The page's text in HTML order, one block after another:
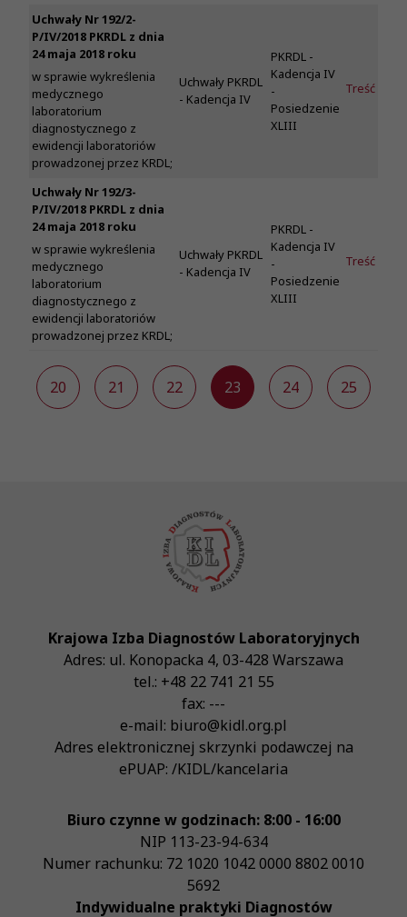
Uchwały Nr 192/2-
P/IV/2018 PKRDL z dnia
24 maja 2018 roku
w sprawie wykreślenia
medycznego
laboratorium
diagnostycznego z
ewidencji laboratoriów
prowadzonej przez KRDL;
Uchwały PKRDL
- Kadencja IV
PKRDL -
Kadencja IV
-
Posiedzenie
XLIII
Treść
Uchwały Nr 192/3-
P/IV/2018 PKRDL z dnia
24 maja 2018 roku
w sprawie wykreślenia
medycznego
laboratorium
diagnostycznego z
ewidencji laboratoriów
prowadzonej przez KRDL;
Uchwały PKRDL
- Kadencja IV
PKRDL -
Kadencja IV
-
Posiedzenie
XLIII
Treść
20 21 22 23 24 25
Krajowa Izba Diagnostów Laboratoryjnych
Adres: ul. Konopacka 4, 03-428 Warszawa
tel.: +48 22 741 21 55
fax: ---
e-mail: biuro@kidl.org.pl
Adres elektronicznej skrzynki podawczej na
ePUAP: /KIDL/kancelaria
Biuro czynne w godzinach: 8:00 - 16:00
NIP 113-23-94-634
Numer rachunku: 72 1020 1042 0000 8802 0010
5692
Indywidualne praktyki Diagnostów